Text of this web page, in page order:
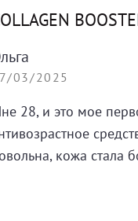
03/2025
28, и это мое
кожа стала